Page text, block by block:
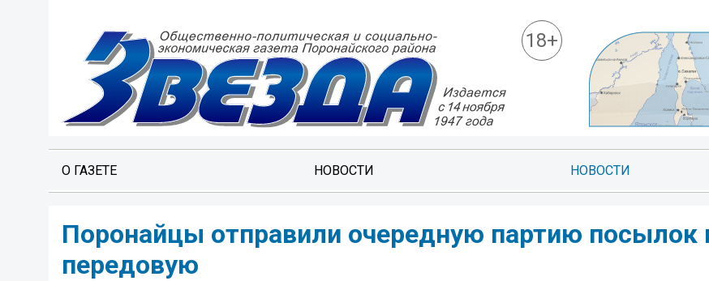
18+
О ГАЗЕТЕ НОВОСТИ НОВОСТИ
Поронайцы отправили очередную партию посылок
передовую